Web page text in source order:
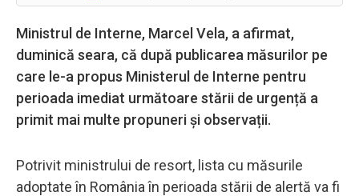
Ministrul de Interne, Marcel Vela, a afirmat,
duminică seara, că după publicarea măsurilor pe
care le-a propus Ministerul de Interne pentru
perioada imediat următoare stării de urgență a
primit mai multe propuneri și observații.
Potrivit ministrului de resort, lista cu măsurile
adoptate în România în perioada stării de alertă va fi